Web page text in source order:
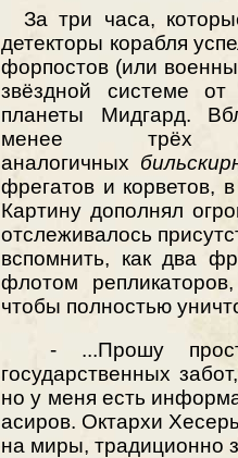
За три часа,
детекторы корабля
форпостов (или
звёздной системе
планеты Мидгард.
менее трёх
аналогичных
фрегатов и корветов,
Картину дополнял
отслеживалось
вспомнить, как два
флотом
чтобы полностью
- ...Прошу
государственных
но у меня есть
асиров. Октархи
на миры,